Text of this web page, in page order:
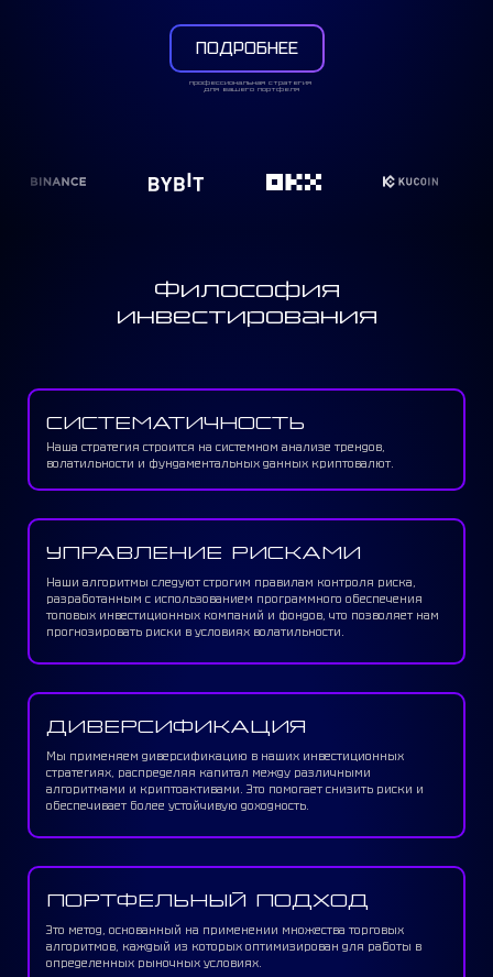
профессиональная стратегия
для вашего портфеля
ПОДРОБНЕЕ
Философия
инвестирования
СИСТЕМАТИЧНОСТЬ
Наша стратегия строится на системном анализе трендов,
волатильности и фундаментальных данных криптовалют.
УПРАВЛЕНИЕ РИСКАМИ
Наши алгоритмы следуют строгим правилам контроля риска,
разработанным с использованием программного обеспечения
топовых инвестиционных компаний и фондов, что позволяет нам
прогнозировать риски в условиях волатильности.
ДИВЕРСИФИКАЦИЯ
Мы применяем диверсификацию в наших инвестиционных
стратегиях, распределяя капитал между различными
алгоритмами и криптоактивами. Это помогает снизить риски и
обеспечивает более устойчивую доходность.
ПОРТФЕЛЬНЫЙ ПОДХОД
Это метод, основанный на применении множества торговых
алгоритмов, каждый из которых оптимизирован для работы в
определенных рыночных условиях.